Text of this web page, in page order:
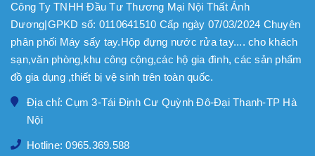
Công Ty TNHH Đầu Tư Thương Mại Nội Thất Ánh
Dương|GPKD số: 0110641510 Cấp ngày 07/03/2024 Chuyên
phân phối Máy sấy tay.Hộp đựng nước rửa tay.... cho khách
sạn,văn phòng,khu công cộng,các hộ gia đình, các sản phẩm
đồ gia dụng ,thiết bị vệ sinh trên toàn quốc.
Địa chỉ: Cụm 3-Tái Định Cư Quỳnh Đô-Đại Thanh-TP Hà
Nội
Hotline: 0965.369.588